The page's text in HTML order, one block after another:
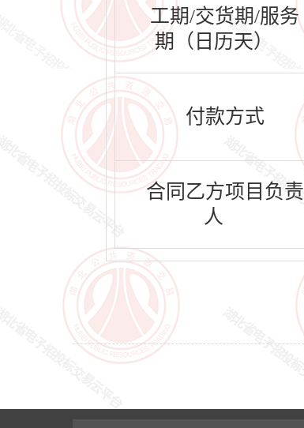
工期/交货期/服务
期（日历天）
付款方式
合同乙方项目负责
人